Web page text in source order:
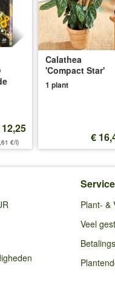
€/l)
Calathea
'Compact Star'
1 plant
€
Plant- &
Veel